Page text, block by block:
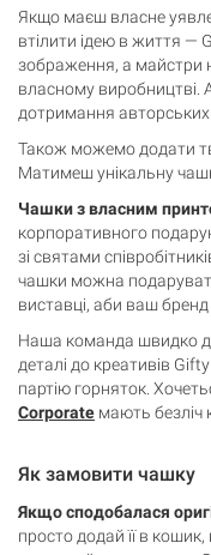
Якщо маєш власне
втілити ідею в життя
зображення, а майстри
власному виробництві.
дотримання
Також можемо додати
Матимеш унікальну
Чашки з власним
корпоративного
зі святами
чашки можна
виставці, аби ваш
Наша команда швидко
деталі до креативів
партію горняток.
Corporate мають безліч
Як замовити чашку
Якщо сподобалася
просто додай її в